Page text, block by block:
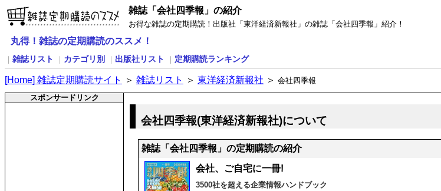
雑誌「会社四季報」の紹介
お得な雑誌の定期購読！出版社「東洋経済新報社」の雑誌「会社四季報」紹介！
丸得！雑誌の定期購読のススメ！
雑誌リスト カテゴリ別 出版社リスト 定期購読ランキング
[Home] 雑誌定期購読サイト ＞ 雑誌リスト ＞ 東洋経済新報社 ＞ 会社四季報
スポンサードリンク
会社四季報(東洋経済新報社)について
雑誌「会社四季報」の定期購読の紹介
会社、ご自宅に一冊!
3500社を超える企業情報ハンドブック